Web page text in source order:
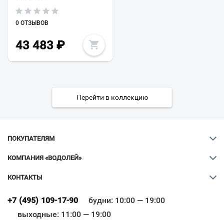
0 ОТЗЫВОВ
43 483 ₽
Перейти в коллекцию
ПОКУПАТЕЛЯМ
КОМПАНИЯ «ВОДОЛЕЙ»
КОНТАКТЫ
+7 (495) 109-17-90
будни: 10:00 — 19:00
выходные: 11:00 — 19:00
Всё верно